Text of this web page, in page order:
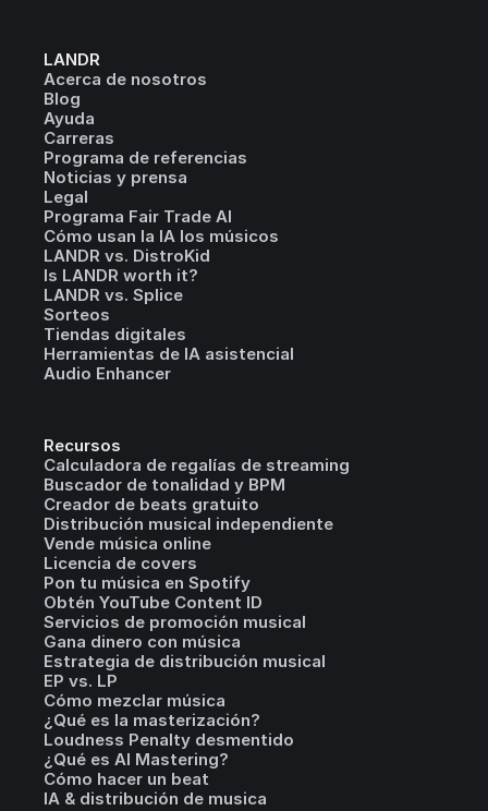
LANDR
Acerca de nosotros
Blog
Ayuda
Carreras
Programa de referencias
Noticias y prensa
Legal
Programa Fair Trade AI
Cómo usan la IA los músicos
LANDR vs. DistroKid
Is LANDR worth it?
LANDR vs. Splice
Sorteos
Tiendas digitales
Herramientas de IA asistencial
Audio Enhancer
Recursos
Calculadora de regalías de streaming
Buscador de tonalidad y BPM
Creador de beats gratuito
Distribución musical independiente
Vende música online
Licencia de covers
Pon tu música en Spotify
Obtén YouTube Content ID
Servicios de promoción musical
Gana dinero con música
Estrategia de distribución musical
EP vs. LP
Cómo mezclar música
¿Qué es la masterización?
Loudness Penalty desmentido
¿Qué es AI Mastering?
Cómo hacer un beat
IA & distribución de musica